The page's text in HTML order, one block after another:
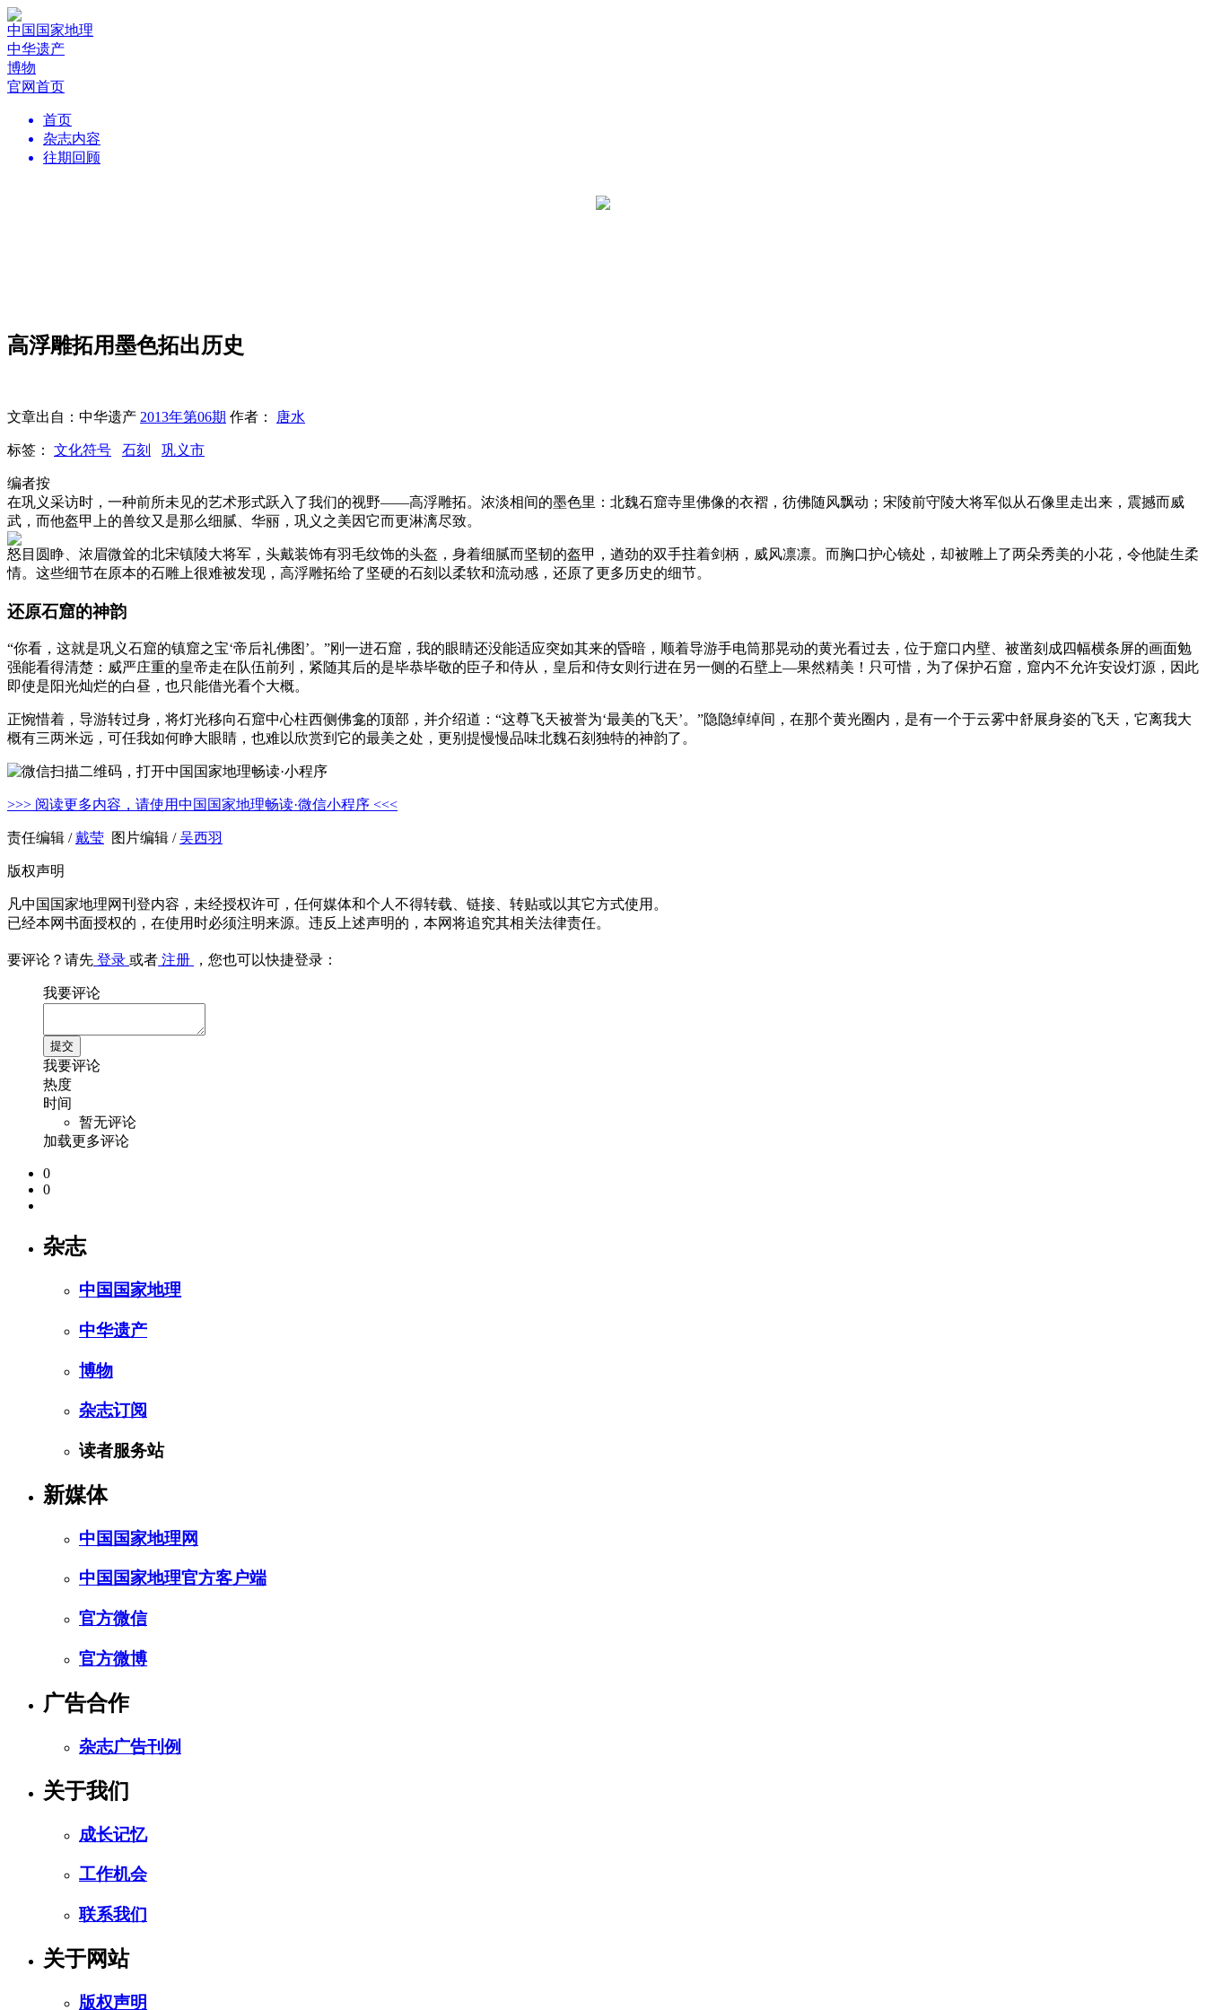
中国国家地理
中华遗产
博物
官网首页
首页
杂志内容
往期回顾
高浮雕拓用墨色拓出历史
文章出自：中华遗产 2013年第06期 作者： 唐水
标签： 文化符号 石刻 巩义市
编者按
在巩义采访时，一种前所未见的艺术形式跃入了我们的视野——高浮雕拓。浓淡相间的墨色里：北魏石窟寺里佛像的衣褶，彷佛随风飘动；宋陵前守陵大将军似从石像里走出来，震撼而威
武，而他盔甲上的兽纹又是那么细腻、华丽，巩义之美因它而更淋漓尽致。
怒目圆睁、浓眉微耸的北宋镇陵大将军，头戴装饰有羽毛纹饰的头盔，身着细腻而坚韧的盔甲，遒劲的双手拄着剑柄，威风凛凛。而胸口护心镜处，却被雕上了两朵秀美的小花，令他陡生柔
情。这些细节在原本的石雕上很难被发现，高浮雕拓给了坚硬的石刻以柔软和流动感，还原了更多历史的细节。
还原石窟的神韵
“你看，这就是巩义石窟的镇窟之宝‘帝后礼佛图’。”刚一进石窟，我的眼睛还没能适应突如其来的昏暗，顺着导游手电筒那晃动的黄光看过去，位于窟口内壁、被凿刻成四幅横条屏的画面勉
强能看得清楚：威严庄重的皇帝走在队伍前列，紧随其后的是毕恭毕敬的臣子和侍从，皇后和侍女则行进在另一侧的石壁上—果然精美！只可惜，为了保护石窟，窟内不允许安设灯源，因此
即使是阳光灿烂的白昼，也只能借光看个大概。
正惋惜着，导游转过身，将灯光移向石窟中心柱西侧佛龛的顶部，并介绍道：“这尊飞天被誉为‘最美的飞天’。”隐隐绰绰间，在那个黄光圈内，是有一个于云雾中舒展身姿的飞天，它离我大
概有三两米远，可任我如何睁大眼睛，也难以欣赏到它的最美之处，更别提慢慢品味北魏石刻独特的神韵了。
>>> 阅读更多内容，请使用中国国家地理畅读·微信小程序 <<<
责任编辑 /戴莹 图片编辑 /吴西羽
版权声明
凡中国国家地理网刊登内容，未经授权许可，任何媒体和个人不得转载、链接、转贴或以其它方式使用。
已经本网书面授权的，在使用时必须注明来源。违反上述声明的，本网将追究其相关法律责任。
要评论？请先 登录 或者 注册 ，您也可以快捷登录：
我要评论
我要评论
热度
时间
暂无评论
加载更多评论
0
0
杂志
中国国家地理
中华遗产
博物
杂志订阅
读者服务站
新媒体
中国国家地理网
中国国家地理官方客户端
官方微信
官方微博
广告合作
杂志广告刊例
关于我们
成长记忆
工作机会
联系我们
关于网站
版权声明